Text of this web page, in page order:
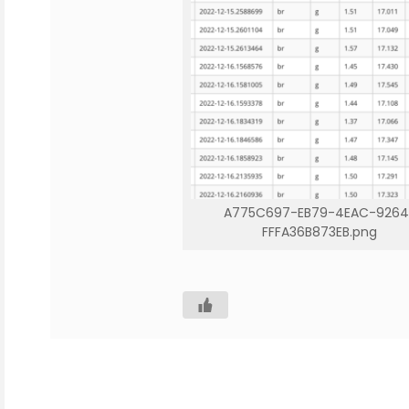
A775C697-EB79-4EAC-
FFFA36B873EB.png